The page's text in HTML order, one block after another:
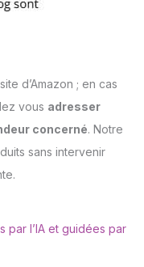
d’Amazon ; en cas
vous adresser
concerné. Notre
sans intervenir
par l’IA et guidées par